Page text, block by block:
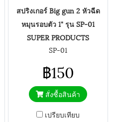
สปริงเกอร์ Big gun 2 หัวฉีด
หมุนรอบตัว 1" รุน SP-01
SUPER PRODUCTS
SP-01
฿150
สั่งซื้อสินค้า
เปรียบเทียบ